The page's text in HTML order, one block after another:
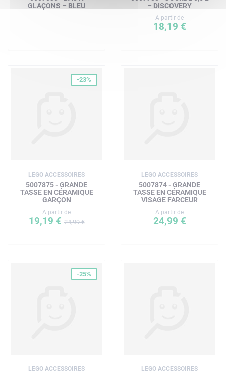
GLAÇONS – BLEU
– DISCOVERY
A partir de
18,19 €
-23%
LEGO ACCESSOIRES
5007875 - GRANDE
TASSE EN CÉRAMIQUE
GARÇON
A partir de
19,19 €24,99 €
LEGO ACCESSOIRES
5007874 - GRANDE
TASSE EN CÉRAMIQUE
VISAGE FARCEUR
A partir de
24,99 €
-25%
LEGO ACCESSOIRES LEGO ACCESSOIRES